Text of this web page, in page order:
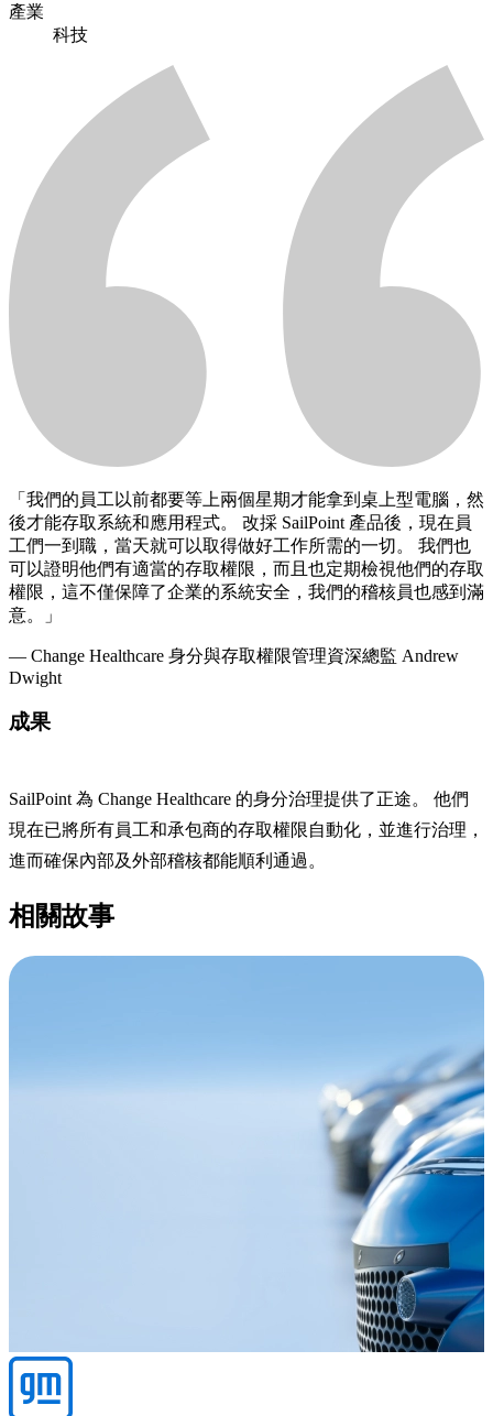
產業
科技
「我們的員工以前都要等上兩個星期才能拿到桌上型電腦，然
後才能存取系統和應用程式。 改採 SailPoint 產品後，現在員
工們一到職，當天就可以取得做好工作所需的一切。 我們也
可以證明他們有適當的存取權限，而且也定期檢視他們的存取
權限，這不僅保障了企業的系統安全，我們的稽核員也感到滿
意。」
— Change Healthcare 身分與存取權限管理資深總監 Andrew
Dwight
成果
SailPoint 為 Change Healthcare 的身分治理提供了正途。 他們
現在已將所有員工和承包商的存取權限自動化，並進行治理，
進而確保內部及外部稽核都能順利通過。
相關故事